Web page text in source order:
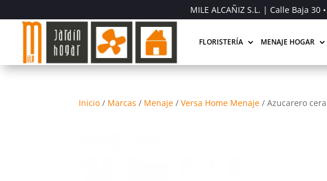
MILE ALCAÑIZ S.L. | Calle Baja 30
FLORISTERÍA MENAJE HOGAR
Inicio / Marcas / Menaje /Versa Home Menaje /Azucarero